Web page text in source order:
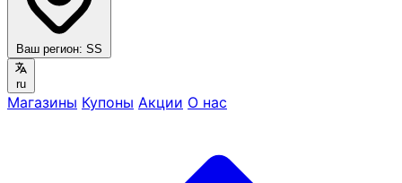
Ваш регион: SS
ru
Магазины Купоны Акции О нас